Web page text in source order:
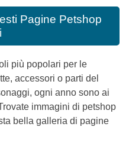
Pagine Petshop
più popolari per le
accessori o parti del
ogni anno sono ai
immagini di petshop
bella galleria di pagine